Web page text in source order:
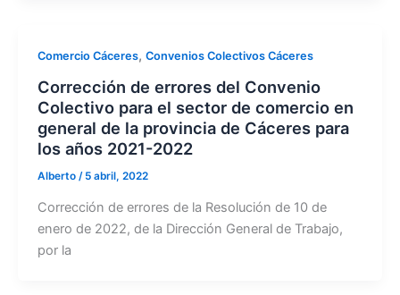
Comercio Cáceres, Convenios Colectivos Cáceres
Corrección de errores del Convenio
Colectivo para el sector de comercio en
general de la provincia de Cáceres para
los años 2021-2022
Alberto / 5 abril, 2022
Corrección de errores de la Resolución de 10 de
enero de 2022, de la Dirección General de Trabajo,
por la